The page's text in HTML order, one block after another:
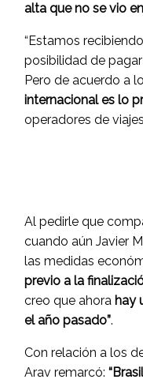
alta que no se vio
“Estamos recibiendo
posibilidad de
Pero de acuerdo a
internacional es lo
operadores de
Al pedirle que
cuando aún Javier
las medidas
previo a la
creo que ahora hay
el año pasado”.
Con relación a los
Arav remarcó: